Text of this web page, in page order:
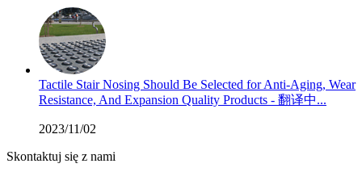
Tactile Stair Nosing Should Be Selected for Anti-Aging, Wear
Resistance, And Expansion Quality Products - 翻译中...
2023/11/02
Skontaktuj się z nami